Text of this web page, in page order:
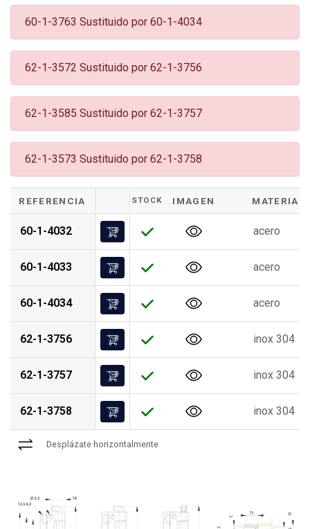
60-1-3763 Sustituido por 60-1-4034
62-1-3572 Sustituido por 62-1-3756
62-1-3585 Sustituido por 62-1-3757
62-1-3573 Sustituido por 62-1-3758
REFERENCIA STOCK IMAGEN MATERIAL
60-1-4032 acero
60-1-4033 acero
60-1-4034 acero
62-1-3756 inox 304
62-1-3757 inox 304
62-1-3758 inox 304
Desplázate horizontalmente